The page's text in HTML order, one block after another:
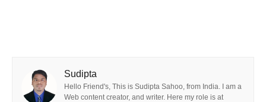
Sudipta
Hello Friend's, This is Sudipta Sahoo, from India. I am a
Web content creator, and writer. Here my role is at